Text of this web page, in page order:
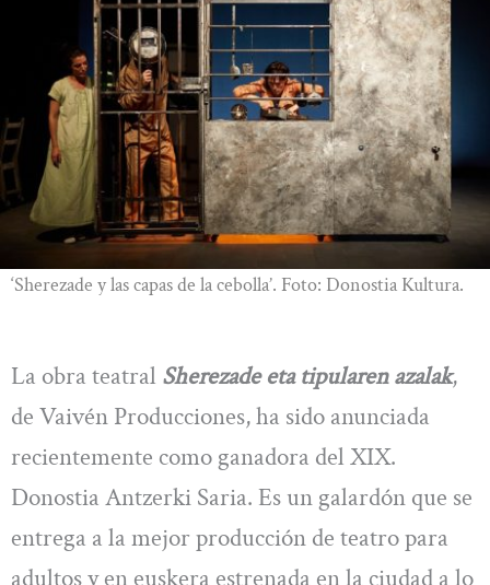
‘Sherezade y las capas de la cebolla’. Foto: Donostia Kultura.
La obra teatral Sherezade eta tipularen azalak,
de Vaivén Producciones, ha sido anunciada
recientemente como ganadora del XIX.
Donostia Antzerki Saria. Es un galardón que se
entrega a la mejor producción de teatro para
adultos y en euskera estrenada en la ciudad a lo